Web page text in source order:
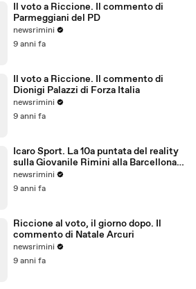
Il voto a Riccione. Il commento di
Parmeggiani del PD
newsrimini
9 anni fa
Il voto a Riccione. Il commento di
Dionigi Palazzi di Forza Italia
newsrimini
9 anni fa
Icaro Sport. La 10a puntata del reality
sulla Giovanile Rimini alla Barcellona
Professional Cup
newsrimini
9 anni fa
Riccione al voto, il giorno dopo. Il
commento di Natale Arcuri
newsrimini
9 anni fa